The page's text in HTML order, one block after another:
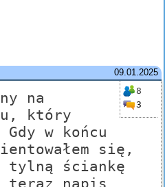
09.01.2025
8
3
na
który
w końcu
się,
tylną ściankę
teraz napis